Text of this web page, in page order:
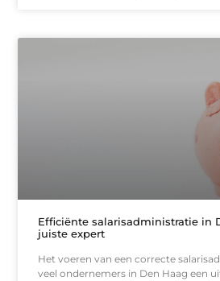
Efficiënte salarisadministratie in
juiste expert
Het voeren van een correcte
veel ondernemers in Den Haag een